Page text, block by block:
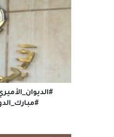
الكويتي:
#مبارك_الدويلة
عن